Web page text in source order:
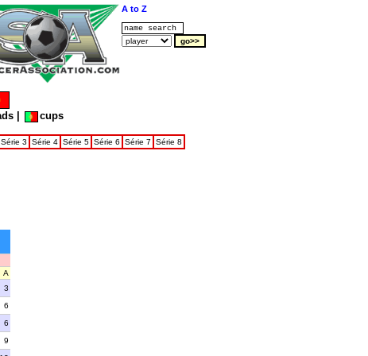
A to Z
| cups
Série 3 Série 4 Série 5 Série 6 Série 7 Série 8
A
3
6
6
9